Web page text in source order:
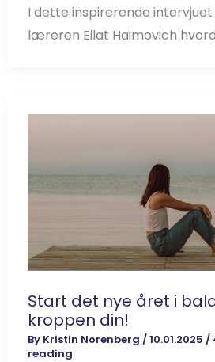
I dette inspirerende
læreren Eilat Haimovich
Start det nye året i
kroppen din!
By Kristin Norenberg /10.01.2025 /
reading